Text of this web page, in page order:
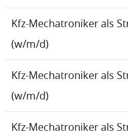
Kfz-Mechatroniker als
(w/m/d)
Kfz-Mechatroniker als
(w/m/d)
Kfz-Mechatroniker als